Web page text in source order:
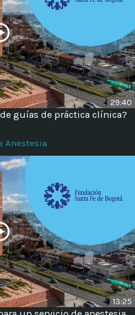
29:40
guías de práctica clínica?
Anestesia
13:25